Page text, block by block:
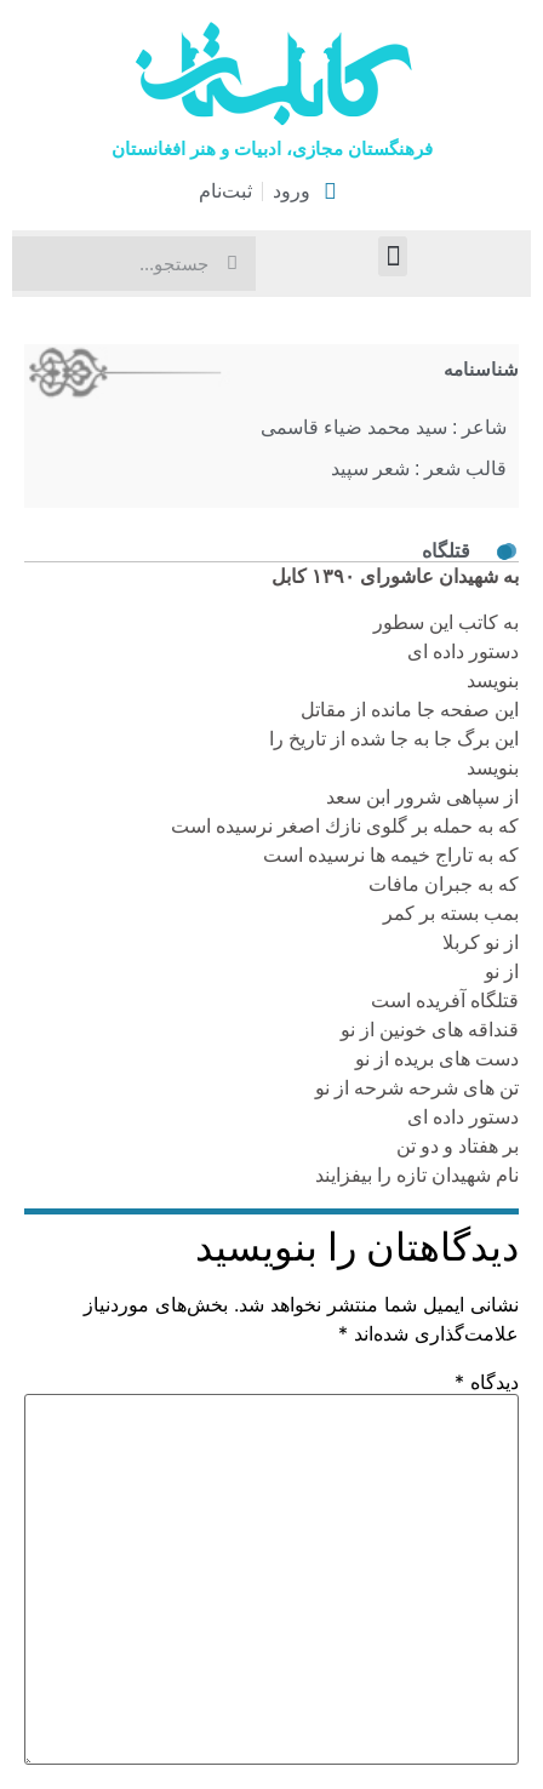
فرهنگستان مجازی، ادبیات و هنر افغانستان
ورود ثبت‌نام
قتلگاه
به شهيدان عاشوراى ١٣٩٠ كابل
به كاتب اين سطور
دستور داده اى
بنويسد
اين صفحه جا مانده از مقاتل
اين برگ جا به جا شده از تاريخ را
بنويسد
از سپاهى شرور ابن سعد
كه به حمله بر گلوى نازك اصغر نرسيده است
كه به تاراج خيمه ها نرسيده است
كه به جبران مافات
بمب بسته بر كمر
از نو كربلا
از نو
قتلگاه آفريده است
قنداقه هاى خونين از نو
دست هاى بريده از نو
تن هاى شرحه شرحه از نو
دستور داده اى
بر هفتاد و دو تن
نام شهيدان تازه را بيفزايند
دیدگاهتان را بنویسید
نشانی ایمیل شما منتشر نخواهد شد. بخش‌های موردنیاز
علامت‌گذاری شده‌اند *
دیدگاه *
شناسنامه
شاعر : سید محمد ضیاء قاسمی
قالب شعر : شعر سپید